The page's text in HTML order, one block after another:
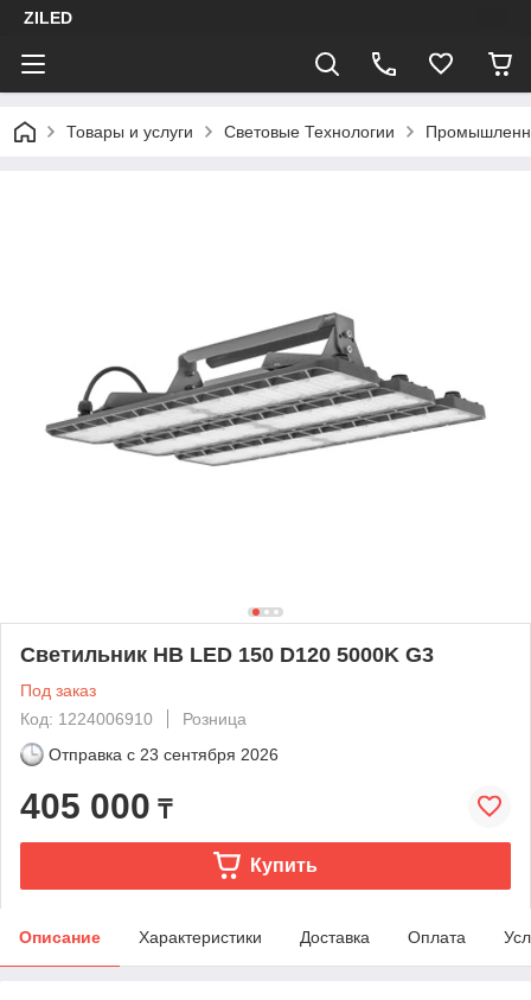
ZILED
Товары и услуги Световые Технологии
Светильник HB LED 150 D120 5000K G3
Под заказ
Код: 1224006910
Розница
Отправка с 23 сентября 2026
405 000 ₸
Купить
Описание Характеристики Доставка Оплата